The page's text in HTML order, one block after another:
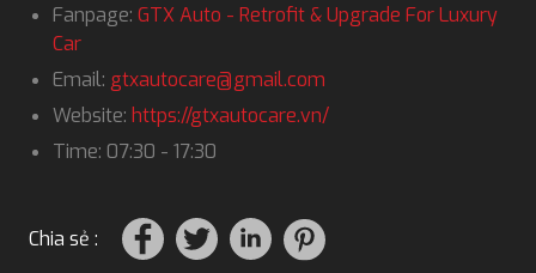
Fanpage: GTX Auto - Retrofit & Upgrade For Luxury
Car
Email: gtxautocare@gmail.com
Website: https://gtxautocare.vn/
Time: 07:30 - 17:30
Chia sẻ :